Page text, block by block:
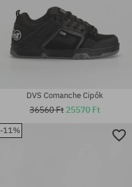
DVS Comanche Cipők
36560 Ft 25570 Ft
-11%